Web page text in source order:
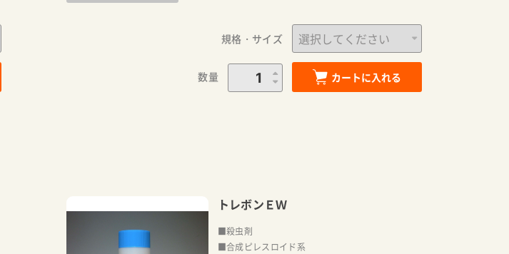
規格・サイズ
数量 カートに入れる
トレボンＥＷ
■殺虫剤
■合成ピレスロイド系